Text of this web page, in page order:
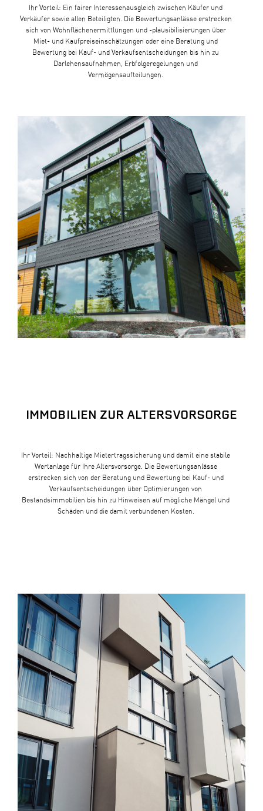
Ihr Vorteil: Ein fairer Interessenausgleich zwischen Käufer und
Verkäufer sowie allen Beteiligten. Die Bewertungsanlässe erstrecken
sich von Wohnflächenermittlungen und -plausibilisierungen über
Miet- und Kaufpreiseinschätzungen oder eine Beratung und
Bewertung bei Kauf- und Verkaufsentscheidungen bis hin zu
Darlehensaufnahmen, Erbfolgeregelungen und
Vermögensaufteilungen.
IMMOBILIEN ZUR ALTERSVORSORGE
Ihr Vorteil: Nachhaltige Mietertragssicherung und damit eine stabile
Wertanlage für Ihre Altersvorsorge. Die Bewertungsanlässe
erstrecken sich von der Beratung und Bewertung bei Kauf- und
Verkaufsentscheidungen über Optimierungen von
Bestandsimmobilien bis hin zu Hinweisen auf mögliche Mängel und
Schäden und die damit verbundenen Kosten.